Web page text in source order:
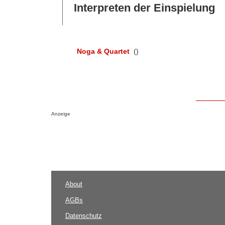
Interpreten der Einspielung
Noga & Quartet ()
Anzeige
About
AGBs
Datenschutz